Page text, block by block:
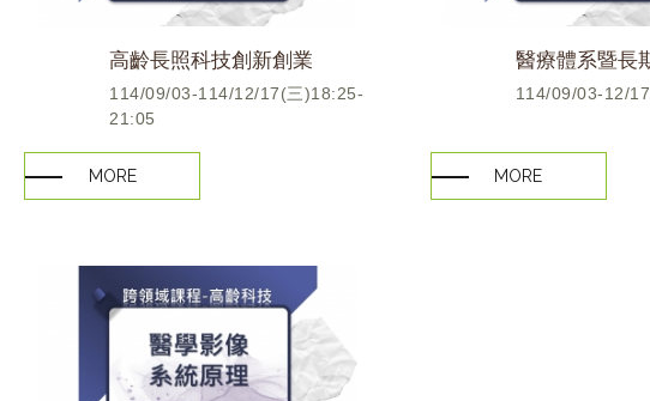
高齡長照科技創新創業
114/09/03-114/12/17(三)18:25-
21:05
MORE
醫療體系暨長
114/09/03-12/
MORE